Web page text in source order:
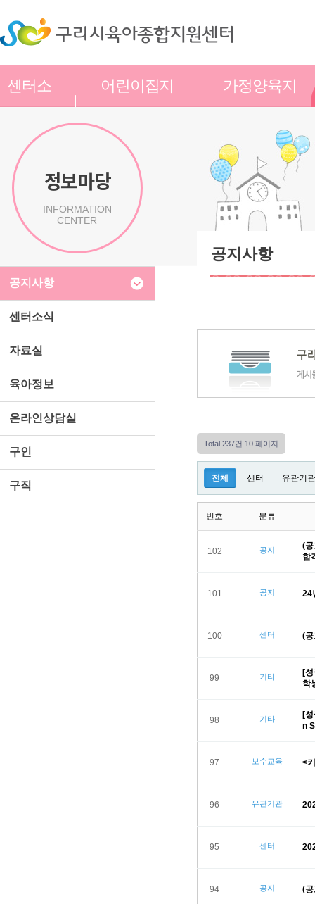
센터소
어린이집지
가정양육지
정보마당
INFORMATION
CENTER
공지사항
센터소식
자료실
육아정보
온라인상담실
구인
구직
공지사항
Total 237건 10 페이지
전체 센터 유관기관
번호 분류
102 공지
(
합
101 공지 24
100 센터 (
99 기타
[
학
98 기타
[
n
97 보수교육 <
96 유관기관
95 센터
94 공지 (